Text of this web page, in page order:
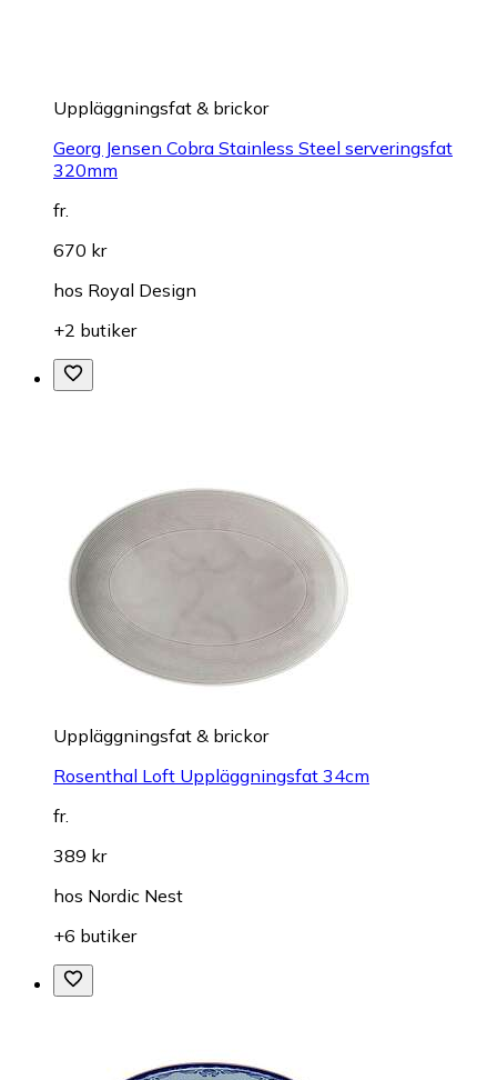
Uppläggningsfat & brickor
Georg Jensen Cobra Stainless Steel serveringsfat
320mm
fr.
670 kr
hos Royal Design
+2 butiker
Uppläggningsfat & brickor
Rosenthal Loft Uppläggningsfat 34cm
fr.
389 kr
hos Nordic Nest
+6 butiker